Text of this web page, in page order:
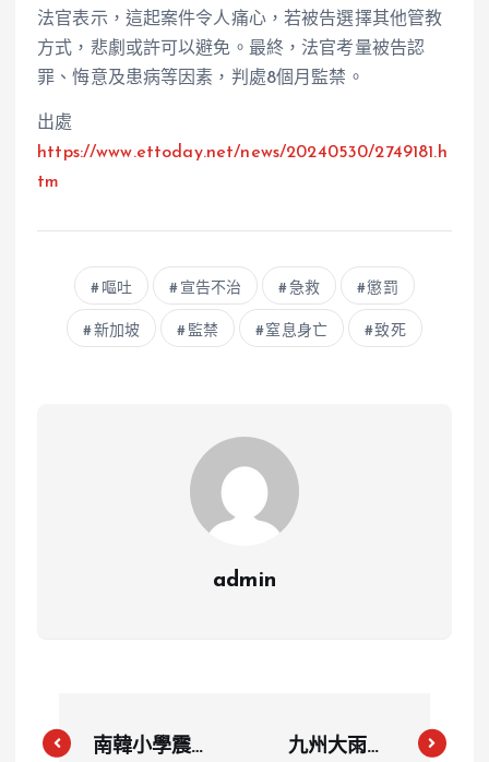
法官表示，這起案件令人痛心，若被告選擇其他管教
方式，悲劇或許可以避免。最終，法官考量被告認
罪、悔意及患病等因素，判處8個月監禁。
出處
https://www.ettoday.net/news/20240530/2749181.h
tm
嘔吐 宣告不治 急救 懲罰
新加坡 監禁 窒息身亡 致死
admin
南韓小學震撼 九州大雨警